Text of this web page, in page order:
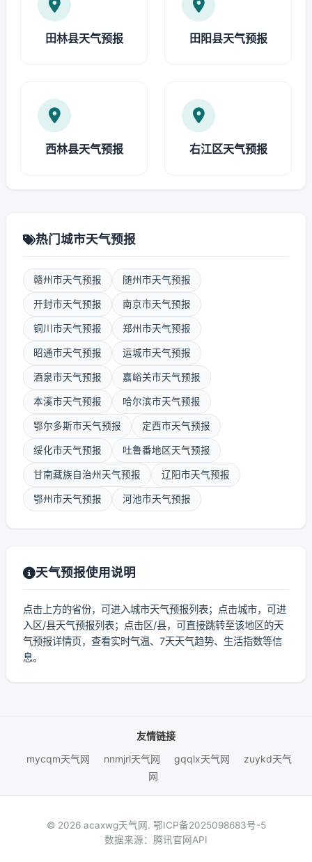
田林县天气预报 田阳县天气预报
西林县天气预报 右江区天气预报
热门城市天气预报
赣州市天气预报 随州市天气预报
开封市天气预报 南京市天气预报
铜川市天气预报 郑州市天气预报
昭通市天气预报 运城市天气预报
酒泉市天气预报 嘉峪关市天气预报
本溪市天气预报 哈尔滨市天气预报
鄂尔多斯市天气预报 定西市天气预报
绥化市天气预报 吐鲁番地区天气预报
甘南藏族自治州天气预报 辽阳市天气预报
鄂州市天气预报 河池市天气预报
天气预报使用说明
点击上方的省份，可进入城市天气预报列表；点击城市，可进
入区/县天气预报列表；点击区/县，可直接跳转至该地区的天
气预报详情页，查看实时气温、7天天气趋势、生活指数等信
息。
友情链接
mycqm天气网
nnmjrl天气网 gqqlx天气网
zuykd天气
网
© 2026 acaxwg天气网. 鄂ICP备2025098683号-5
数据来源：腾讯官网API